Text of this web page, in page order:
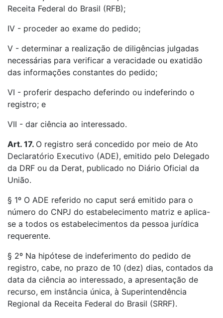
Receita Federal do Brasil (RFB);
IV - proceder ao exame do pedido;
V - determinar a realização de diligências julgadas
necessárias para verificar a veracidade ou exatidão
das informações constantes do pedido;
VI - proferir despacho deferindo ou indeferindo o
registro; e
VII - dar ciência ao interessado.
Art. 17. O registro será concedido por meio de Ato
Declaratório Executivo (ADE), emitido pelo Delegado
da DRF ou da Derat, publicado no Diário Oficial da
União.
§ 1º O ADE referido no caput será emitido para o
número do CNPJ do estabelecimento matriz e aplica-
se a todos os estabelecimentos da pessoa jurídica
requerente.
§ 2º Na hipótese de indeferimento do pedido de
registro, cabe, no prazo de 10 (dez) dias, contados da
data da ciência ao interessado, a apresentação de
recurso, em instância única, à Superintendência
Regional da Receita Federal do Brasil (SRRF).